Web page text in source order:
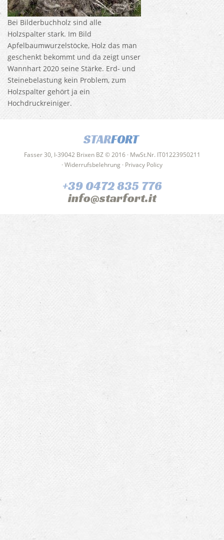
Bei Bilderbuchholz sind alle
Holzspalter stark. Im Bild
Apfelbaumwurzelstöcke, Holz das man
geschenkt bekommt und da zeigt unser
Wannhart 2020 seine Stärke. Erd- und
Steinebelastung kein Problem, zum
Holzspalter gehört ja ein
Hochdruckreiniger.
STARFORT
Fasser 30, I-39042 Brixen BZ © 2016 · MwSt.Nr. IT01223950211
· Widerrufsbelehrung · Privacy Policy
+39 0472 835 776
info@starfort.it